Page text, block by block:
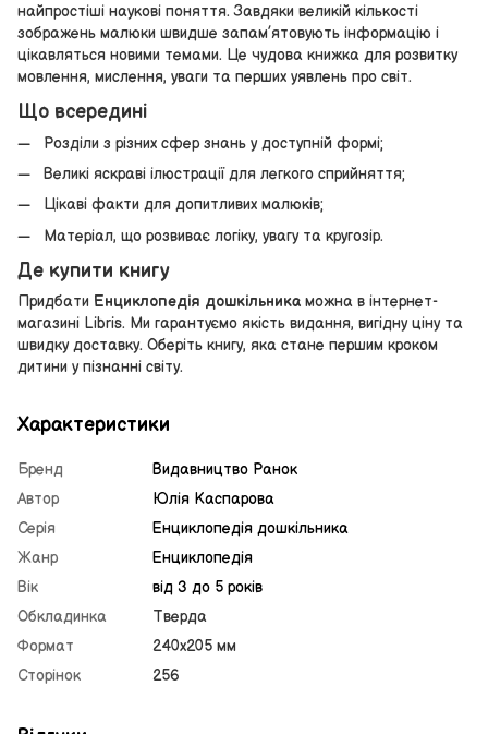
найпростіші наукові поняття. Завдяки великій кількості
зображень малюки швидше запам’ятовують інформацію і
цікавляться новими темами. Це чудова книжка для розвитку
мовлення, мислення, уваги та перших уявлень про світ.
Що всередині
Розділи з різних сфер знань у доступній формі;
Великі яскраві ілюстрації для легкого сприйняття;
Цікаві факти для допитливих малюків;
Матеріал, що розвиває логіку, увагу та кругозір.
Де купити книгу
Придбати Енциклопедія дошкільника можна в інтернет-
магазині Libris. Ми гарантуємо якість видання, вигідну ціну та
швидку доставку. Оберіть книгу, яка стане першим кроком
дитини у пізнанні світу.
Характеристики
Бренд
Видавництво Ранок
Автор
Юлія Каспарова
Серія
Енциклопедія дошкільника
Жанр
Енциклопедія
Вік
від 3 до 5 років
Обкладинка
Тверда
Формат
240х205 мм
Сторінок
256